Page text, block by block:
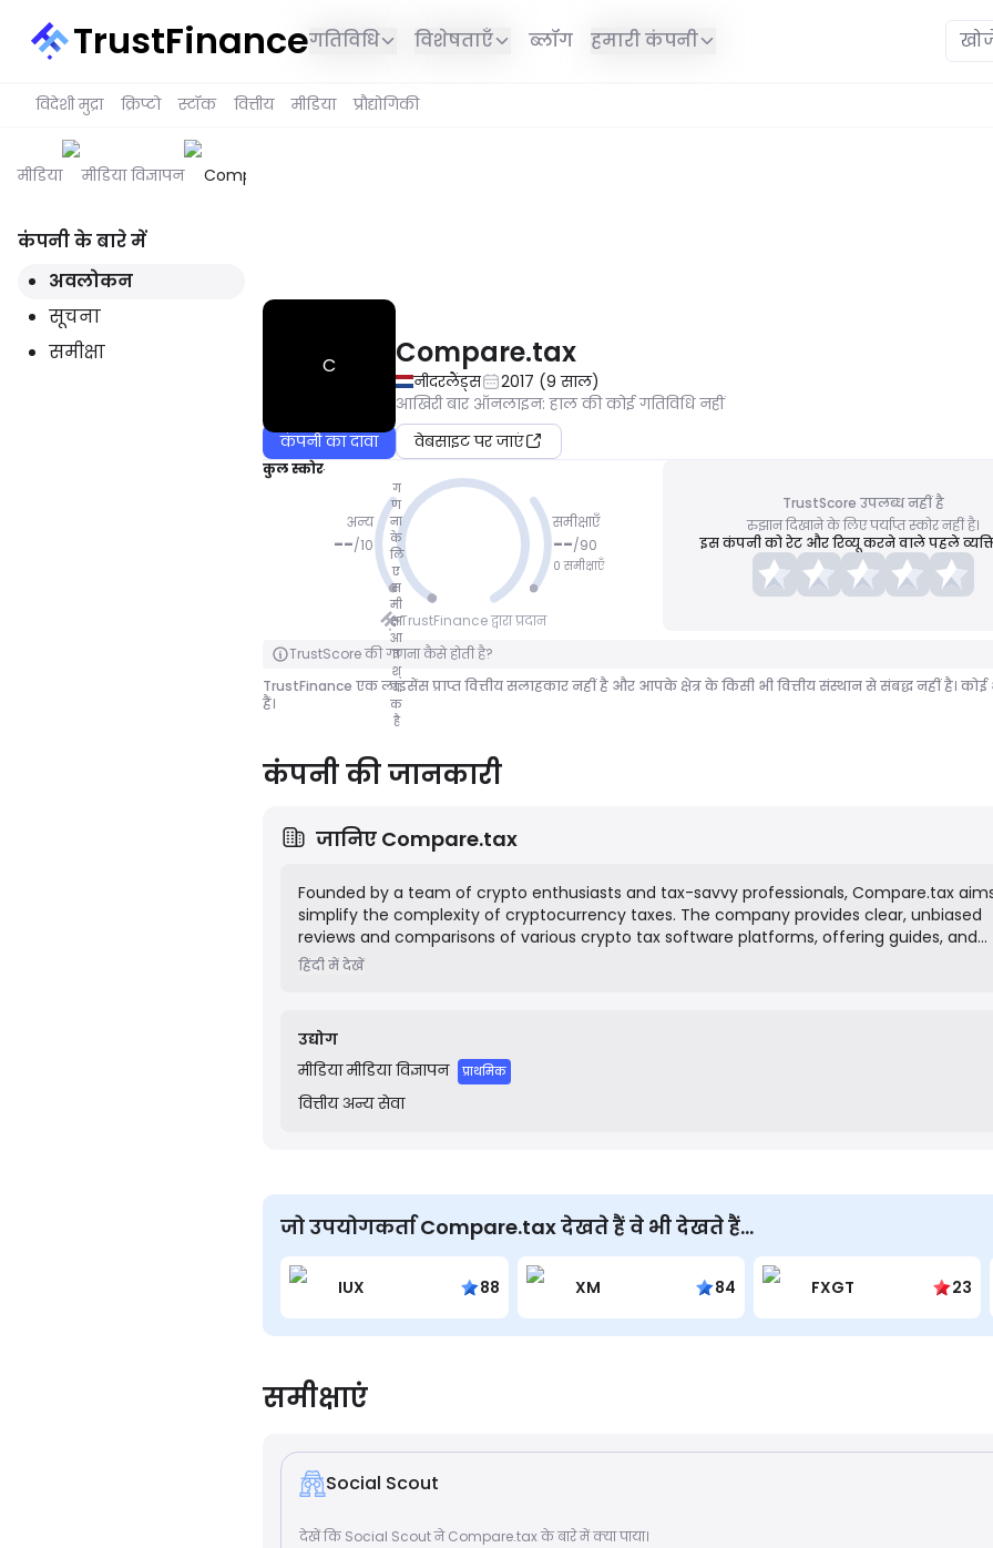
TrustFinanceगतिविधि विशेषताएँ ब्लॉग हमारी कंपनी
विदेशी मुद्रा क्रिप्टो स्टॉक वित्तीय मीडिया प्रौद्योगिकी
मीडिया मीडिया विज्ञापन Compare.tax
कंपनी के बारे में
अवलोकन
सूचना
समीक्षा
C Compare.tax
नीदरलैंड्स 2017 (9 साल)
आखिरी बार ऑनलाइन: हाल की कोई गतिविधि नहीं
कंपनी का दावा
वेबसाइट पर जाएं
कुल स्कोर
अन्य
--/10
ग
ण
ना
के
लि
ए
स
मी
क्षा
आ
व
श्
य
क
है
कोई अंक
नहीं
पलटने के लिए क्लिक करें
समीक्षाएँ
--/90
0 समीक्षाएँ
TrustFinance द्वारा प्रदान
TrustScore उपलब्ध नहीं है
रुझान दिखाने के लिए पर्याप्त स्कोर नहीं है।
इस कंपनी को रेट और रिव्यू करने वाले पहले
TrustScore की गणना कैसे होती है?
TrustFinance एक लाइसेंस प्राप्त वित्तीय सलाहकार नहीं है और आपके क्षेत्र के किसी भी वित्तीय संस्थान से संबद्ध नहीं
हैं।
कंपनी की जानकारी
जानिए Compare.tax
Founded by a team of crypto enthusiasts and tax-savvy professionals, Compare.tax
simplify the complexity of cryptocurrency taxes. The company provides clear, unbiased
reviews and comparisons of various crypto tax software platforms, offering guides, and
insights to help individuals and professionals choose the most suitable tool for calculating
feature.
हिंदी में देखें
उद्योग
मीडिया मीडिया विज्ञापन प्राथमिक
वित्तीय अन्य सेवा
जो उपयोगकर्ता Compare.tax देखते हैं वे भी देखते हैं...
IUX 88 XM 84 FXGT 23
समीक्षाएं
Social Scout
देखें कि Social Scout ने Compare.tax के बारे में क्या पाया।